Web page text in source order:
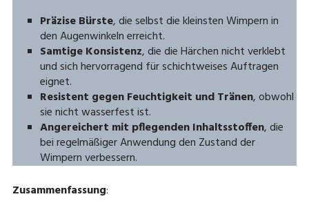
Präzise Bürste, die selbst die kleinsten Wimpern in
den Augenwinkeln erreicht.
Samtige Konsistenz, die die Härchen nicht verklebt
und sich hervorragend für schichtweises Auftragen
eignet.
Resistent gegen Feuchtigkeit und Tränen, obwohl
sie nicht wasserfest ist.
Angereichert mit pflegenden Inhaltsstoffen, die
bei regelmäßiger Anwendung den Zustand der
Wimpern verbessern.
Zusammenfassung: